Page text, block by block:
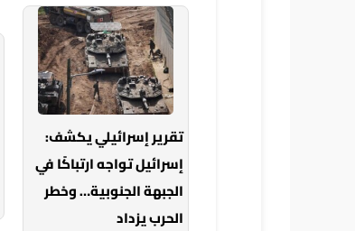
تقرير إسرائيلي يكشف:
إسرائيل تواجه ارتباكًا في
الجبهة الجنوبية… وخطر
الحرب يزداد